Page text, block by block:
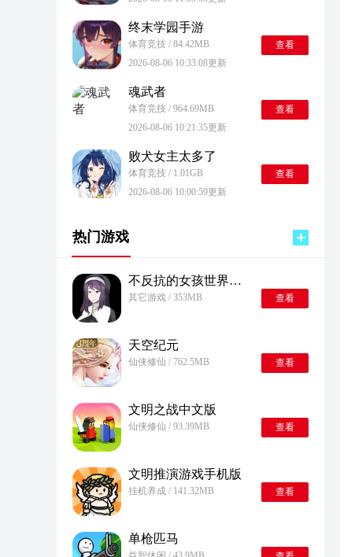
终末学园手游
体育竞技 / 84.42MB
2026-08-06 10:33:08更新
查看
魂武者
体育竞技 / 964.69MB
2026-08-06 10:21:35更新
查看
败犬女主太多了
体育竞技 / 1.01GB
2026-08-06 10:00:59更新
查看
热门游戏
不反抗的女孩世界桃子汉化组移植
其它游戏 / 353MB 查看
天空纪元
仙侠修仙 / 762.5MB 查看
文明之战中文版
仙侠修仙 / 93.39MB 查看
文明推演游戏手机版
挂机养成 / 141.32MB 查看
单枪匹马